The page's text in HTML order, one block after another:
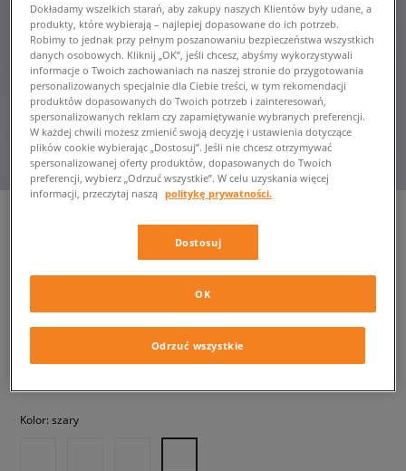
męskie, sneakersy
Kolor: szary
Dokładamy wszelkich starań, aby zakupy naszych Klientów były udane, a
produkty, które wybierają – najlepiej dopasowane do ich potrzeb.
Robimy to jednak przy pełnym poszanowaniu bezpieczeństwa wszystkich
danych osobowych. Kliknij „OK”, jeśli chcesz, abyśmy wykorzystywali
informacje o Twoich zachowaniach na naszej stronie do przygotowania
personalizowanych specjalnie dla Ciebie treści, w tym rekomendacji
produktów dopasowanych do Twoich potrzeb i zainteresowań,
spersonalizowanych reklam czy zapamiętywanie wybranych preferencji.
W każdej chwili możesz zmienić swoją decyzję i ustawienia dotyczące
plików cookie wybierając „Dostosuj”. Jeśli nie chcesz otrzymywać
spersonalizowanej oferty produktów, dopasowanych do Twoich
preferencji, wybierz „Odrzuć wszystkie”. W celu uzyskania więcej
informacji, przeczytaj naszą politykę prywatności.
Dostosuj
Odrzuć wszystkie
OK